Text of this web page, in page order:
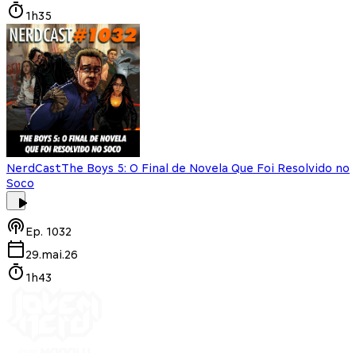
1h35
NerdCastThe Boys 5: O Final de Novela Que Foi Resolvido no
Soco
Ep. 1032
29.mai.26
1h43